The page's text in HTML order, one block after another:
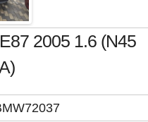
2005 1.6 (N45